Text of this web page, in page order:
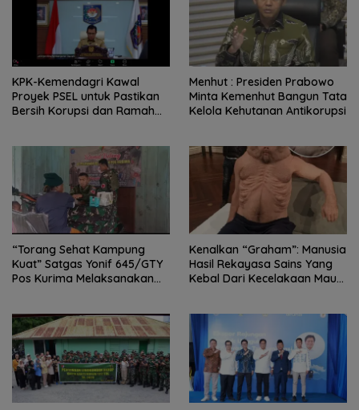
KPK-Kemendagri Kawal
Proyek PSEL untuk Pastikan
Bersih Korupsi dan Ramah
Menhut : Presiden Prabowo
Minta Kemenhut Bangun Tata
Kelola Kehutanan Antikorupsi
“Torang Sehat Kampung
Kuat” Satgas Yonif 645/GTY
Pos Kurima Melaksanakan
Kenalkan “Graham”: Manusia
Hasil Rekayasa Sains Yang
Kebal Dari Kecelakaan Maut